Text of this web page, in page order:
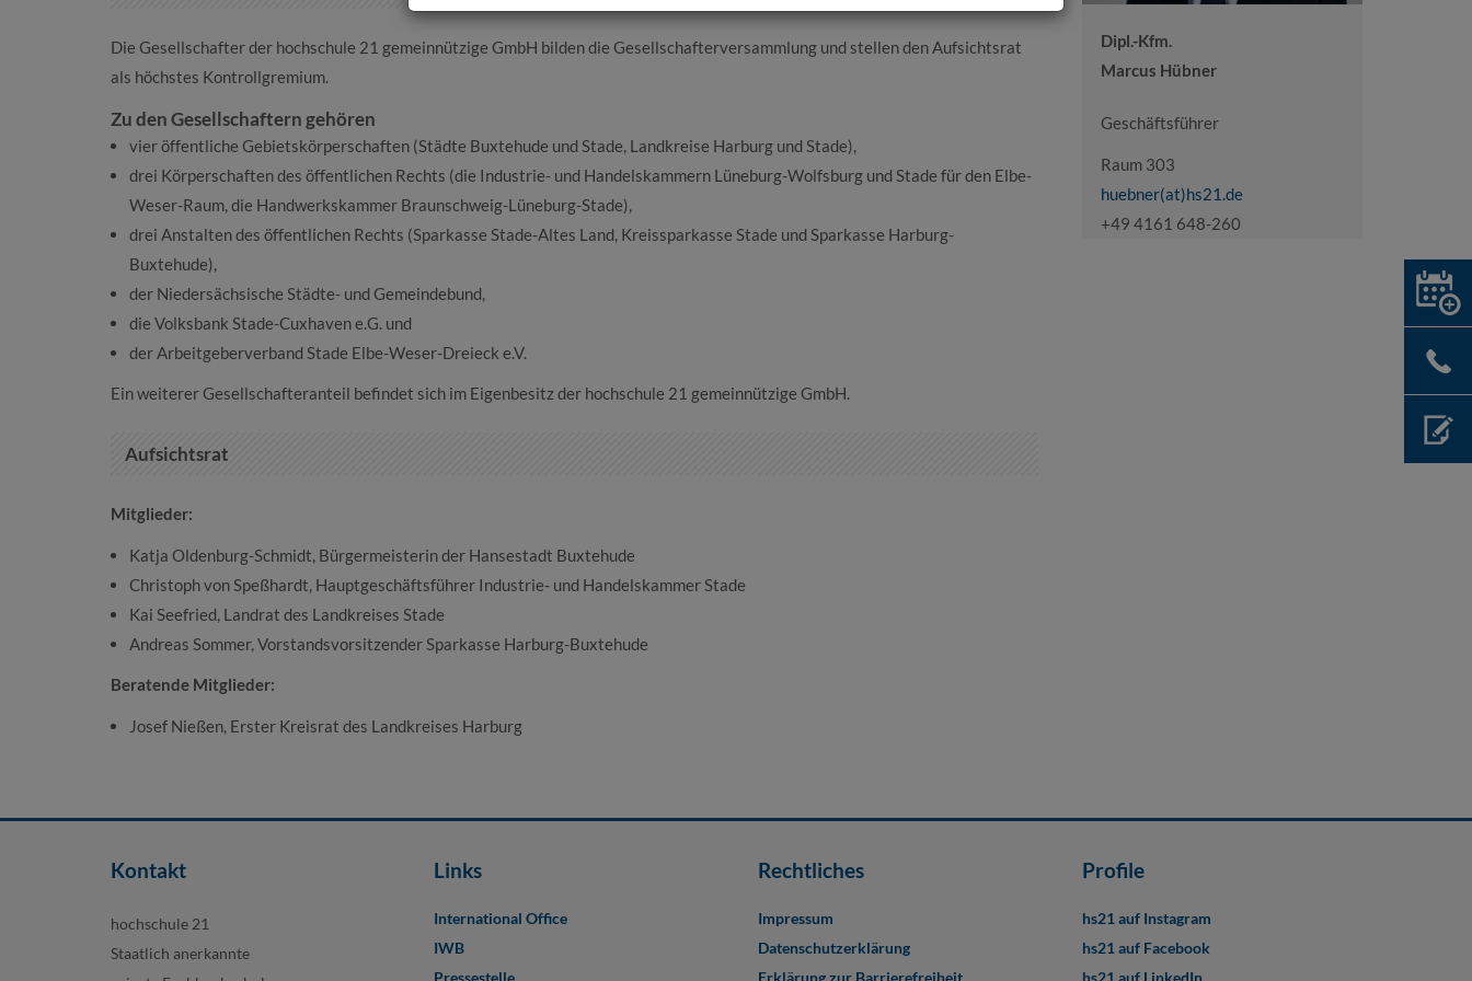
Die Gesellschafter der hochschule 21 gemeinnützige GmbH bilden die Gesellschafterversammlung und stellen den Aufsichtsrat
als höchstes Kontrollgremium.
Zu den Gesellschaftern gehören
vier öffentliche Gebietskörperschaften (Städte Buxtehude und Stade, Landkreise Harburg und Stade),
drei Körperschaften des öffentlichen Rechts (die Industrie- und Handelskammern Lüneburg-Wolfsburg und Stade für den Elbe-
Weser-Raum, die Handwerkskammer Braunschweig-Lüneburg-Stade),
drei Anstalten des öffentlichen Rechts (Sparkasse Stade-Altes Land, Kreissparkasse Stade und Sparkasse Harburg-
Buxtehude),
der Niedersächsische Städte- und Gemeindebund,
die Volksbank Stade-Cuxhaven e.G. und
der Arbeitgeberverband Stade Elbe-Weser-Dreieck e.V.
Ein weiterer Gesellschafteranteil befindet sich im Eigenbesitz der hochschule 21 gemeinnützige GmbH.
Aufsichtsrat
Mitglieder:
Katja Oldenburg-Schmidt, Bürgermeisterin der Hansestadt Buxtehude
Christoph von Speßhardt, Hauptgeschäftsführer Industrie- und Handelskammer Stade
Kai Seefried, Landrat des Landkreises Stade
Andreas Sommer, Vorstandsvorsitzender Sparkasse Harburg-Buxtehude
Beratende Mitglieder:
Josef Nießen, Erster Kreisrat des Landkreises Harburg
Dipl.-Kfm.
Marcus Hübner
Geschäftsführer
Raum 303
huebner(at)hs21.de
+49 4161 648-260
Kontakt
hochschule 21
Staatlich anerkannte
Links
International Office
IWB
Pressestelle
Rechtliches
Impressum
Datenschutzerklärung
Erklärung zur Barrierefreiheit
Profile
hs21 auf Instagram
hs21 auf Facebook
hs21 auf LinkedIn